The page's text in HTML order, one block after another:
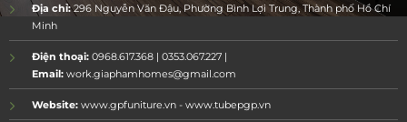
Địa chỉ:296 Nguyễn Văn Đậu, Phường Bình Lợi Trung, Thành phố Hồ Chí
Minh
Điện thoại:0968.617.368 | 0353.067.227 |
Email:work.giaphamhomes@gmail.com
Website:www.gpfuniture.vn - www.tubepgp.vn